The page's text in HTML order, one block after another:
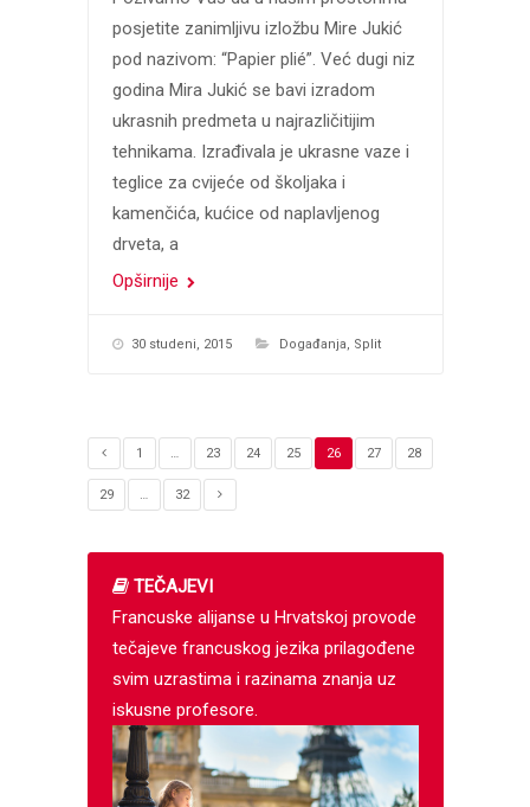
posjetite zanimljivu izložbu Mire Jukić
pod nazivom: “Papier plié”. Već dugi niz
godina Mira Jukić se bavi izradom
ukrasnih predmeta u najrazličitijim
tehnikama. Izrađivala je ukrasne vaze i
teglice za cvijeće od školjaka i
kamenčića, kućice od naplavljenog
drveta, a
Opširnije
30 studeni, 2015 Događanja, Split
1 … 23 24 25 26 27 28
29 … 32
TEČAJEVI
Francuske alijanse u Hrvatskoj provode
tečajeve francuskog jezika prilagođene
svim uzrastima i razinama znanja uz
iskusne profesore.